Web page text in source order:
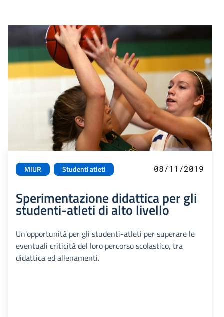
MIUR Studenti atleti 08/11/2019
Sperimentazione didattica per gli
studenti-atleti di alto livello
Un'opportunità per gli studenti-atleti per superare le
eventuali criticità del loro percorso scolastico, tra
didattica ed allenamenti.